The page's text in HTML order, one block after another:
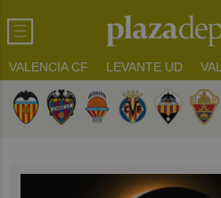
VALENCIA CF LEVANTE UD